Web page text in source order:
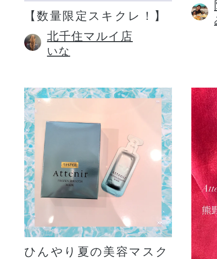
【数量限定スキクレ！】
北千住マルイ店
いな
ひんやり夏の美容マスク